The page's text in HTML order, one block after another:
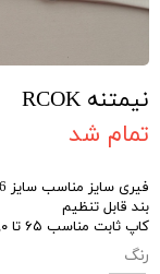
نیمتنه RCOK
تمام شد
فیری سایز مناسب سایز 36 تا 42
بند قابل تنظیم
کاپ ثابت مناسب ۶۵ تا ۸۰
رنگ